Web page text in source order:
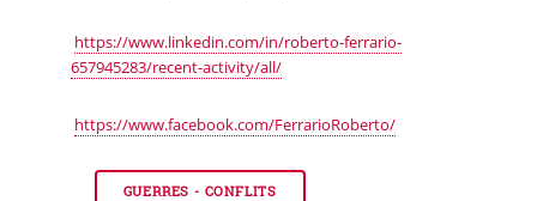
https://www.linkedin.com/in/roberto-ferrario-
657945283/recent-activity/all/
https://www.facebook.com/FerrarioRoberto/
GUERRES - CONFLITS